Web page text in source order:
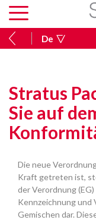
De
Stratus
Sie auf
Die neue
Kraft getreten ist,
der Verordnung
Kennzeichnung und
Gemischen dar.